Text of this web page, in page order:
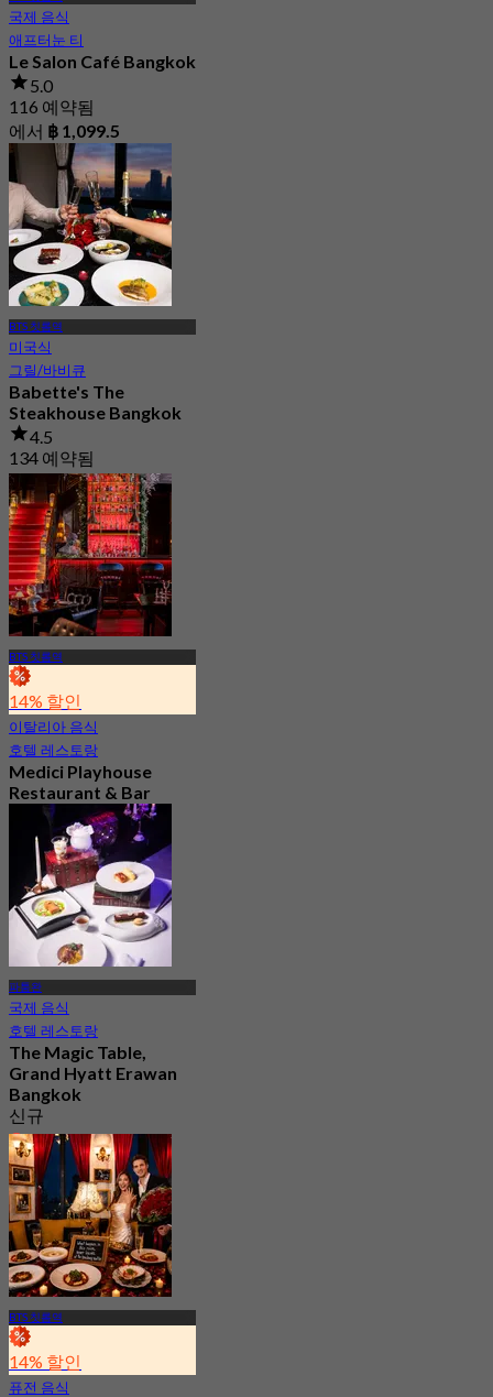
국제 음식
애프터눈 티
Le Salon Café Bangkok
5.0
116 예약됨
에서 ฿ 1,099.5
BTS 칫롬역
미국식
그릴/바비큐
Babette's The
Steakhouse Bangkok
4.5
134 예약됨
에서
฿ 999
BTS 칫롬역
14% 할인
이탈리아 음식
호텔 레스토랑
Medici Playhouse
Restaurant & Bar
Bangkok
4.9
279 예약됨
에서฿ 1,100
파툼완
국제 음식
호텔 레스토랑
The Magic Table,
Grand Hyatt Erawan
Bangkok
신규
4.6
에서฿ 2,237
BTS 칫롬역
14% 할인
퓨전 음식